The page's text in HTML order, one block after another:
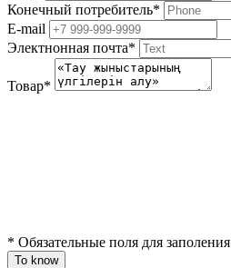
Конечный потребитель*
E-mail
Электнонная почта*
Товар*
* Обязательные поля для заполения
To know